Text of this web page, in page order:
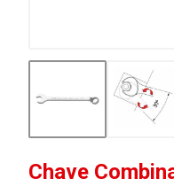
Chave